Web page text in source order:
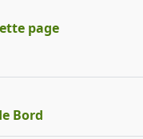
page
Bord